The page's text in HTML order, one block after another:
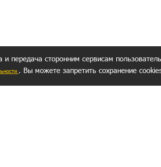
и передача сторонним сервисам
. Вы можете запретить сохранение